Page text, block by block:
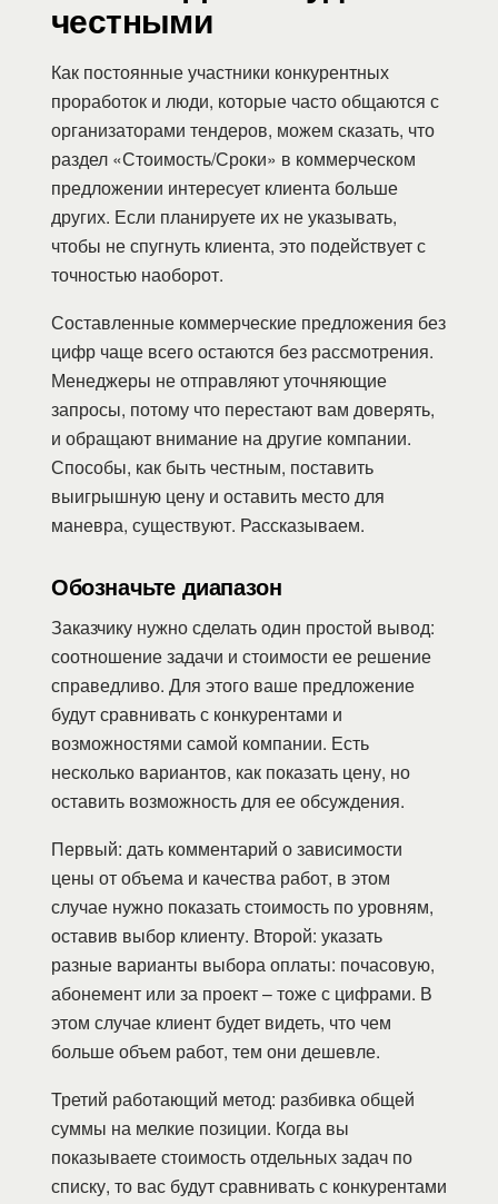
честными
Как постоянные участники конкурентных
проработок и люди, которые часто общаются с
организаторами тендеров, можем сказать, что
раздел «Стоимость/Сроки» в коммерческом
предложении интересует клиента больше
других. Если планируете их не указывать,
чтобы не спугнуть клиента, это подействует с
точностью наоборот.
Составленные коммерческие предложения без
цифр чаще всего остаются без рассмотрения.
Менеджеры не отправляют уточняющие
запросы, потому что перестают вам доверять,
и обращают внимание на другие компании.
Способы, как быть честным, поставить
выигрышную цену и оставить место для
маневра, существуют. Рассказываем.
Обозначьте диапазон
Заказчику нужно сделать один простой вывод:
соотношение задачи и стоимости ее решение
справедливо. Для этого ваше предложение
будут сравнивать с конкурентами и
возможностями самой компании. Есть
несколько вариантов, как показать цену, но
оставить возможность для ее обсуждения.
Первый: дать комментарий о зависимости
цены от объема и качества работ, в этом
случае нужно показать стоимость по уровням,
оставив выбор клиенту. Второй: указать
разные варианты выбора оплаты: почасовую,
абонемент или за проект – тоже с цифрами. В
этом случае клиент будет видеть, что чем
больше объем работ, тем они дешевле.
Третий работающий метод: разбивка общей
суммы на мелкие позиции. Когда вы
показываете стоимость отдельных задач по
списку, то вас будут сравнивать с конкурентами